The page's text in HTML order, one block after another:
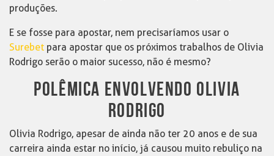
produções.
E se fosse para apostar, nem precisaríamos usar o
Surebet para apostar que os próximos trabalhos de Olivia
Rodrigo serão o maior sucesso, não é mesmo?
POLÊMICA ENVOLVENDO OLIVIA
RODRIGO
Olivia Rodrigo, apesar de ainda não ter 20 anos e de sua
carreira ainda estar no início, já causou muito rebuliço na